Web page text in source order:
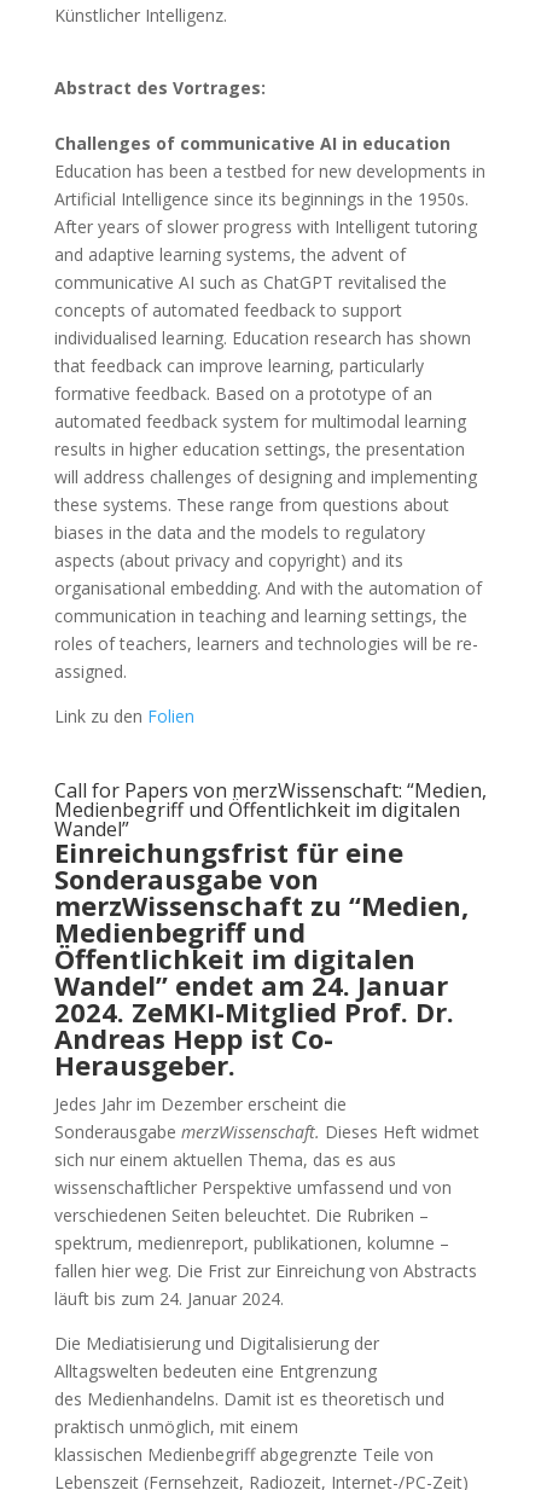
Künstlicher Intelligenz.
Abstract des Vortrages:
Challenges of communicative AI in education
Education has been a testbed for new developments in
Artificial Intelligence since its beginnings in the 1950s.
After years of slower progress with Intelligent tutoring
and adaptive learning systems, the advent of
communicative AI such as ChatGPT revitalised the
concepts of automated feedback to support
individualised learning. Education research has shown
that feedback can improve learning, particularly
formative feedback. Based on a prototype of an
automated feedback system for multimodal learning
results in higher education settings, the presentation
will address challenges of designing and implementing
these systems. These range from questions about
biases in the data and the models to regulatory
aspects (about privacy and copyright) and its
organisational embedding. And with the automation of
communication in teaching and learning settings, the
roles of teachers, learners and technologies will be re-
assigned.
Link zu den Folien
Call for Papers von merzWissenschaft: “Medien,
Medienbegriff und Öffentlichkeit im digitalen
Wandel”
Einreichungsfrist für eine
Sonderausgabe von
merzWissenschaft zu “Medien,
Medienbegriff und
Öffentlichkeit im digitalen
Wandel” endet am 24. Januar
2024. ZeMKI-Mitglied Prof. Dr.
Andreas Hepp ist Co-
Herausgeber.
Jedes Jahr im Dezember erscheint die
Sonderausgabe merzWissenschaft. Dieses Heft widmet
sich nur einem aktuellen Thema, das es aus
wissenschaftlicher Perspektive umfassend und von
verschiedenen Seiten beleuchtet. Die Rubriken –
spektrum, medienreport, publikationen, kolumne –
fallen hier weg. Die Frist zur Einreichung von Abstracts
läuft bis zum 24. Januar 2024.
Die Mediatisierung und Digitalisierung der
Alltagswelten bedeuten eine Entgrenzung
des Medienhandelns. Damit ist es theoretisch und
praktisch unmöglich, mit einem
klassischen Medienbegriff abgegrenzte Teile von
Lebenszeit (Fernsehzeit, Radiozeit, Internet-/PC-Zeit)